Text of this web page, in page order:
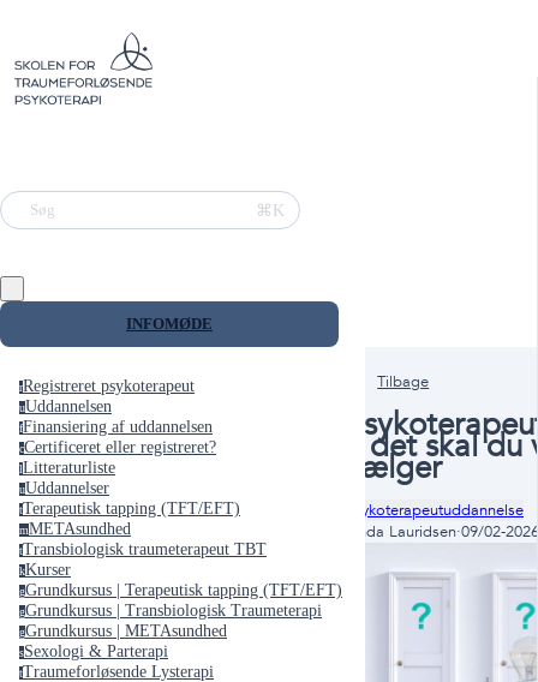
Søg ⌘K
INFOMØDE
rRegistreret psykoterapeut
uUddannelsen
fFinansiering af uddannelsen
cCertificeret eller registreret?
lLitteraturliste
uUddannelser
tTerapeutisk tapping (TFT/EFT)
mMETAsundhed
tTransbiologisk traumeterapeut TBT
kKurser
gGrundkursus | Terapeutisk tapping (TFT/EFT)
gGrundkursus | Transbiologisk Traumeterapi
gGrundkursus | METAsundhed
sSexologi & Parterapi
tTraumeforløsende Lysterapi
Tilbage
– det skal
vælger
Psykoterapeutuddannelse
Linda Lauridsen·09/02-2026